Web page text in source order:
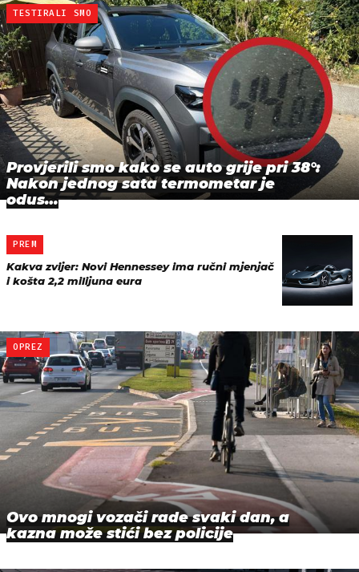
TESTIRALI SMO
Provjerili smo kako se auto grije pri 38°:
Nakon jednog sata termometar je
odus…
PREM
Kakva zvijer: Novi Hennessey ima ručni mjenjač
i košta 2,2 milijuna eura
OPREZ
Ovo mnogi vozači rade svaki dan, a
kazna može stići bez policije